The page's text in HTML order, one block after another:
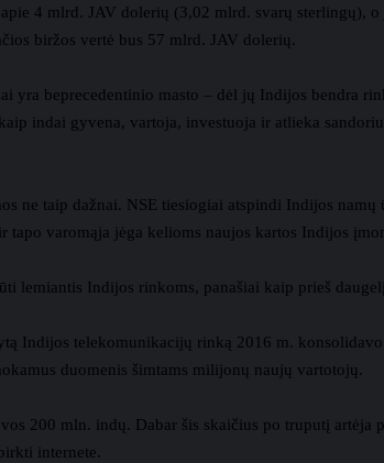
4 mlrd. JAV dolerių (3,02 mlrd. svarų sterlingų),
biržos vertė bus 57 mlrd. JAV dolerių.
yra beprecedentinio masto – dėl jų Indijos bendra
indai gyvena, vartoja, investuoja ir atlieka
ne taip dažnai. NSE tiesiogiai atspindi Indijos
varomąja jėga kelioms naujos kartos Indijos
lemiantis Indijos rinkoms, panašiai kaip prieš
Indijos telekomunikacijų rinką 2016 m.
duomenis šimtams milijonų naujų vartotojų.
200 mln. indų. Dabar šis skaičius po truputį
internete.